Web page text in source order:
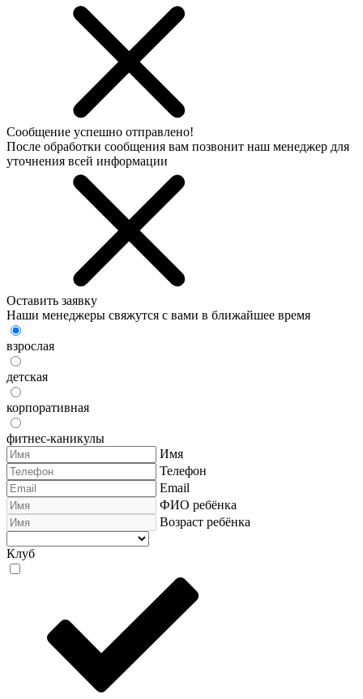
Сообщение успешно отправлено!
После обработки сообщения вам позвонит наш менеджер для
уточнения всей информации
Оставить заявку
Наши менеджеры свяжутся с вами в ближайшее время
взрослая
детская
корпоративная
фитнес-каникулы
Имя
Телефон
Email
ФИО ребёнка
Возраст ребёнка
Клуб